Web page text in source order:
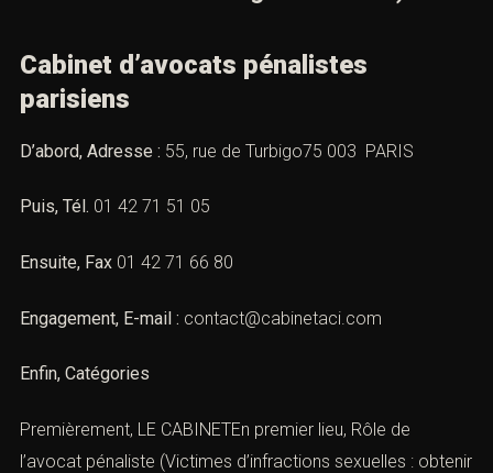
Cabinet d’avocats pénalistes
parisiens
D’abord, Adresse : 55, rue de Turbigo75 003 PARIS
Puis, Tél. 01 42 71 51 05
Ensuite, Fax 01 42 71 66 80
Engagement, E-mail : contact@cabinetaci.com
Enfin, Catégories
Premièrement, LE CABINETEn premier lieu, Rôle de
l’avocat pénaliste (Victimes d’infractions sexuelles : obtenir